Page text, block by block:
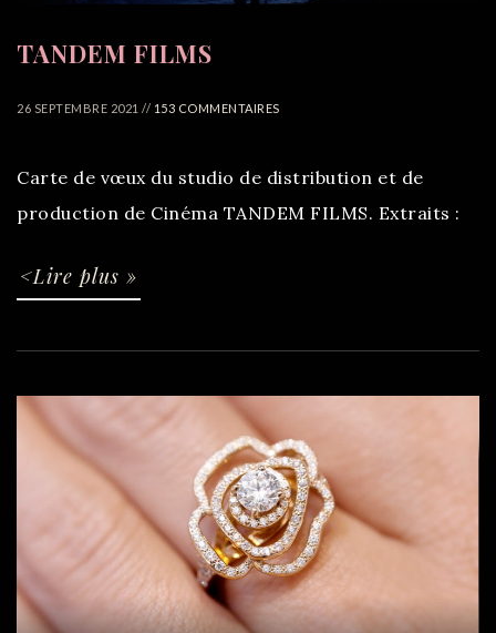
TANDEM FILMS
26 SEPTEMBRE 2021 // 153 COMMENTAIRES
Carte de vœux du studio de distribution et de
production de Cinéma TANDEM FILMS. Extraits :
<Lire plus »